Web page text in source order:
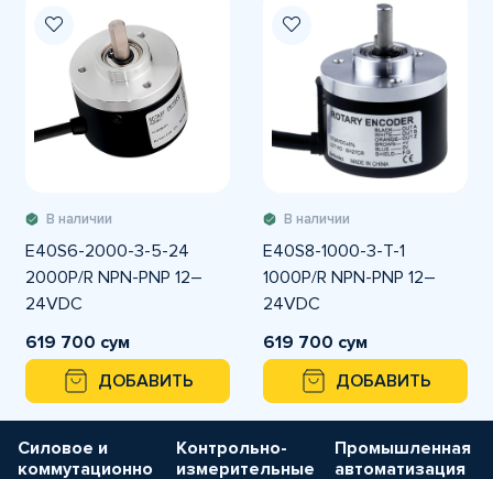
В наличии
E40S6-2000-3-5-24
2000P/R NPN-PNP 12–
24VDC
Инкрементальный
энкодер Autonics
619 700 сум
ДОБАВИТЬ
В наличии
E40S8-1000-3-T-1
1000P/R NPN-PNP 12–
24VDC
Инкрементальный
энкодер Autonics
619 700 сум
ДОБАВИТЬ
Силовое и
коммутационно
Контрольно-
измерительные
Промышленная
автоматизация